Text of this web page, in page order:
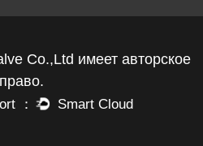
Co.,Ltd имеет авторское
право.